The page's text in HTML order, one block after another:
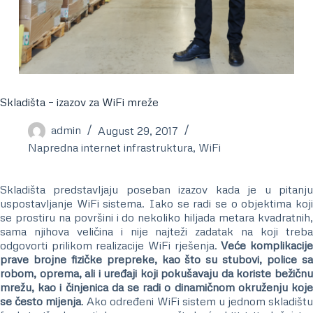
Skladišta – izazov za WiFi mreže
admin
August 29, 2017
Napredna internet infrastruktura, WiFi
Skladišta predstavljaju poseban izazov kada je u pitanju
uspostavljanje WiFi sistema. Iako se radi se o objektima koji
se prostiru na površini i do nekoliko hiljada metara kvadratnih,
sama njihova veličina i nije najteži zadatak na koji treba
odgovorti prilikom realizacije WiFi rješenja.Veće komplikacije
prave brojne fizičke prepreke, kao što su stubovi, police sa
robom, oprema, ali i uređaji koji pokušavaju da koriste bežičnu
mrežu, kao i činjenica da se radi o dinamičnom okruženju koje
se često mijenja. Ako određeni WiFi sistem u jednom skladištu